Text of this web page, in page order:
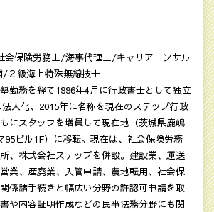
会保険労務士/海事代理士/キャリアコンサル
２級海上特殊無線技士
勤務を経て1996年4月に行政書士として独立
人化、2015年に名称を現在のステップ行政
にスタッフを増員して現在地（茨城県鹿嶋
95ビル1F）に移転。現在は、社会保険労務
、株式会社ステップを併設。建設業、運送
業、産廃業、入管申請、農地転用、社会保
係諸手続きと幅広い分野の許認可申請を取
や内容証明作成などの民亊法務分野にも関